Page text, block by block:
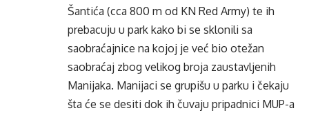
Šantića (cca 800 m od KN Red Army) te ih
prebacuju u park kako bi se sklonili sa
saobraćajnice na kojoj je već bio otežan
saobraćaj zbog velikog broja zaustavljenih
Manijaka. Manijaci se grupišu u parku i čekaju
šta će se desiti dok ih čuvaju pripadnici MUP-a